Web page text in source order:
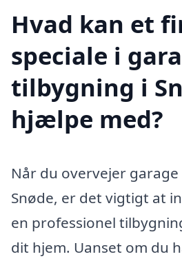
Hvad kan et
speciale i
tilbygning i
hjælpe med?
Når du overvejer
Snøde, er det vigtigt at
en professionel
dit hjem. Uanset om du